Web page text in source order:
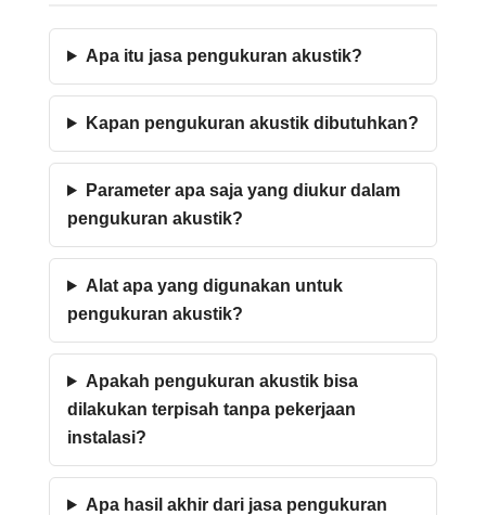
Apa itu jasa pengukuran akustik?
Kapan pengukuran akustik dibutuhkan?
Parameter apa saja yang diukur dalam
pengukuran akustik?
Alat apa yang digunakan untuk
pengukuran akustik?
Apakah pengukuran akustik bisa
dilakukan terpisah tanpa pekerjaan
instalasi?
Apa hasil akhir dari jasa pengukuran